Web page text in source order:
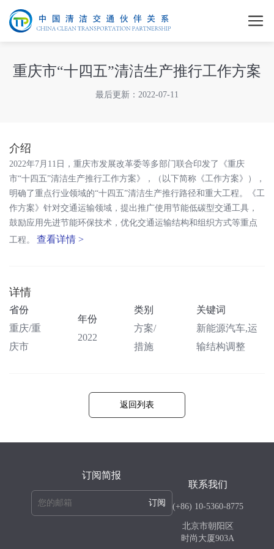
重庆市“十四五”清洁生产推行工作方案
最后更新：2022-07-11
介绍
2022年7月11日，重庆市发展改革委等多部门联合印发了《重庆
市“十四五”清洁生产推行工作方案》，（以下简称《工作方案》），
明确了重点行业领域的“十四五”清洁生产推行路径和重大工程。《工
作方案》针对交通运输领域，提出推广使用节能低碳型交通工具，
鼓励应用先进节能环保技术，优化交通运输结构和组织方式等重点
工程。
查看详情 >
详情
省份
重庆/重
庆市
年份
2022
类别
方案/
措施
关键词
新能源汽车,运
输结构调整
返回列表
订阅简报
订阅
联系我们
(+86) 10-5360-8775
北京市朝阳区
时尚大厦903A